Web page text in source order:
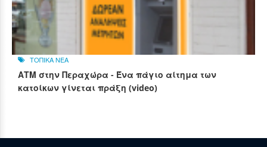
ΤΟΠΙΚΑ ΝΕΑ
ΑΤΜ στην Περαχώρα - Ένα πάγιο αίτημα των
κατοίκων γίνεται πράξη (video)